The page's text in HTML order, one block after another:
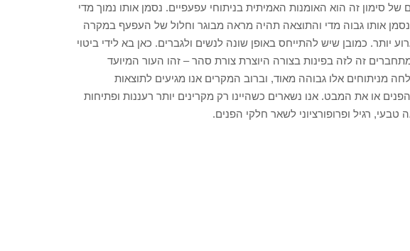
של סימון זה הוא האומנות האמיתית בניתוחי עפעפיים. נסמן אותו נמוך מדי
אותו גבוה מדי והתוצאה תהיה מראה מבוגר וחלול של העפעף במקרה
יותר. כמובן שיש להתייחס באופן שונה לנשים ולגברים. כאן בא לידי ביטוי
זה לזה בפינות בצורה היוצרת צורת סהר – זהו העור המיועד
מניתוחים אלו גבוהה מאוד, וברוב המקרים אנו מגיעים לתוצאות
או את המבט. אנו נשארים כשהיינו רק מקרינים יותר רעננות ופתיחות
רגיל ופרופורציוני לשאר חלקי הפנים.